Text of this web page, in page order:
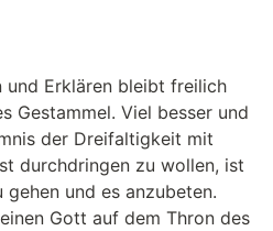
und Erklären bleibt freilich
Gestammel. Viel besser und
der Dreifaltigkeit mit
durchdringen zu wollen, ist
und es anzubeten.
Gott auf dem Thron des